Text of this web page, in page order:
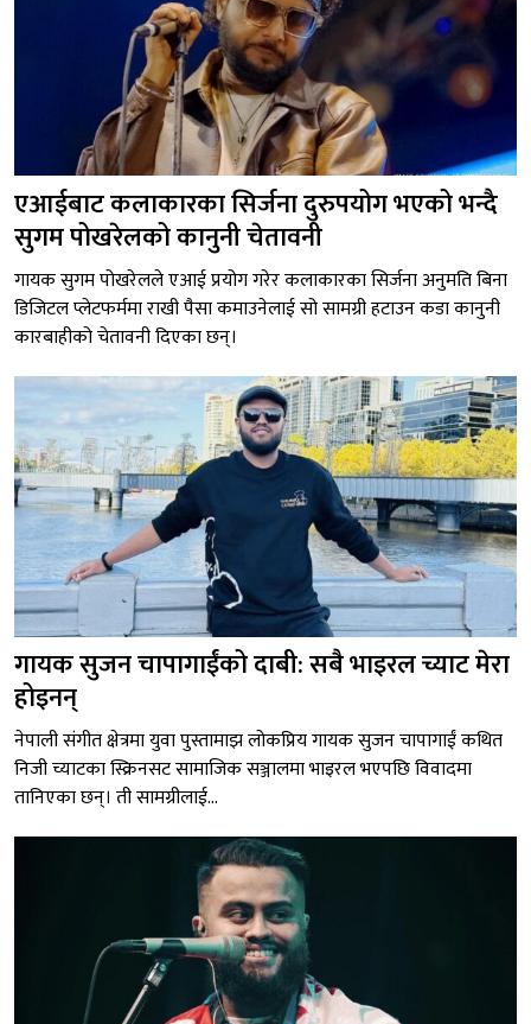
एआईबाट कलाकारका सिर्जना दुरुपयोग भएको भन्दै
सुगम पोखरेलको कानुनी चेतावनी
गायक सुगम पोखरेलले एआई प्रयोग गरेर कलाकारका सिर्जना अनुमति बिना
डिजिटल प्लेटफर्ममा राखी पैसा कमाउनेलाई सो सामग्री हटाउन कडा कानुनी
कारबाहीको चेतावनी दिएका छन्।
गायक सुजन चापागाईंको दाबी: सबै भाइरल च्याट मेरा
होइनन्
नेपाली संगीत क्षेत्रमा युवा पुस्तामाझ लोकप्रिय गायक सुजन चापागाईं कथित
निजी च्याटका स्क्रिनसट सामाजिक सञ्जालमा भाइरल भएपछि विवादमा
तानिएका छन्। ती सामग्रीलाई...